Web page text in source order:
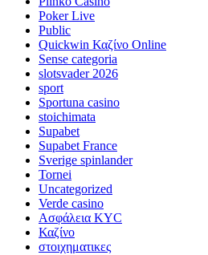
Poker Live
Public
Quickwin Καζίνο Online
Sense categoria
slotsvader 2026
sport
Sportuna casino
stoichimata
Supabet
Supabet France
Sverige spinlander
Tornei
Uncategorized
Verde casino
Ασφάλεια KYC
Καζίνο
στοιχηματικες